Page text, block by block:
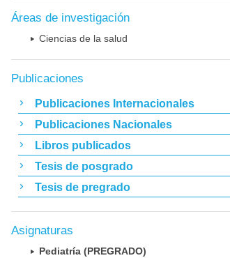
Áreas de investigación
Ciencias de la salud
Publicaciones
Publicaciones Internacionales
Publicaciones Nacionales
Libros publicados
Tesis de posgrado
Tesis de pregrado
Asignaturas
Pediatría (PREGRADO)